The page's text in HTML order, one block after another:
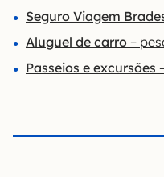
Seguro Viagem
Aluguel de carro –
Passeios e excursões